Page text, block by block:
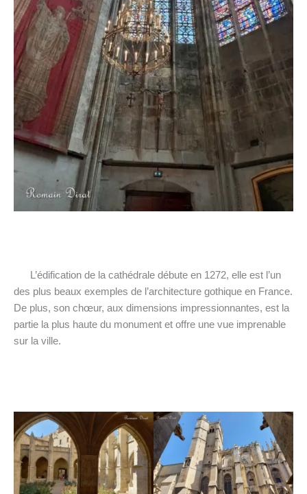
L’édification de la cathédrale débute en 1272, elle est l’un
des plus beaux exemples de l’architecture gothique en France.
De plus, son chœur, aux dimensions impressionnantes, est la
partie la plus haute du monument et offre une vue imprenable
sur la ville.